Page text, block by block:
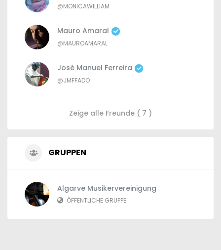
@MONICAWILLIAM
Mauro Amaral
@MAUROAMARAL
José Manuel Ferreira
@JMFFADO
Zeige alle Freunde ( 7 )
GRUPPEN
Algarve Musikervereinigung
ÖFFENTLICHE GRUPPE